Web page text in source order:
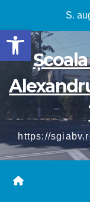
content
S.
https://